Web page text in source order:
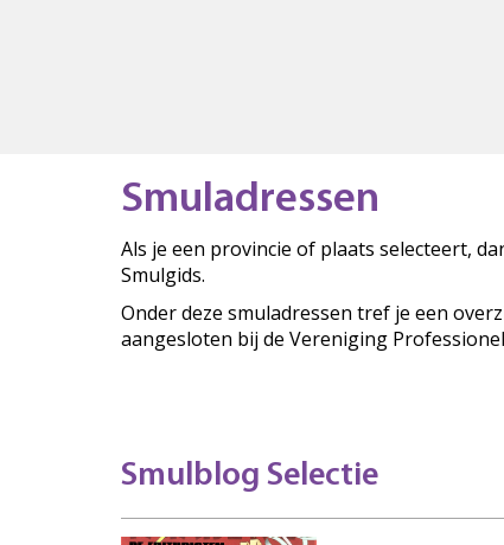
Smuladressen
Als je een provincie of plaats selecteert,
Smulgids.
Onder deze smuladressen tref je een
aangesloten bij de Vereniging
Smulblog Selectie